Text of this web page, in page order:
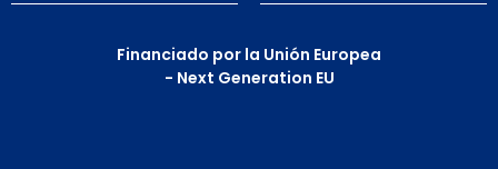
Financiado por la Unión Europea
- Next Generation EU